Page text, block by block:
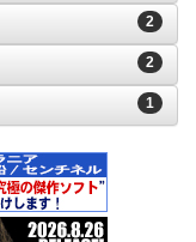
2
2
1